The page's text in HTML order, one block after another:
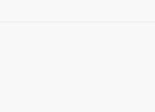
z